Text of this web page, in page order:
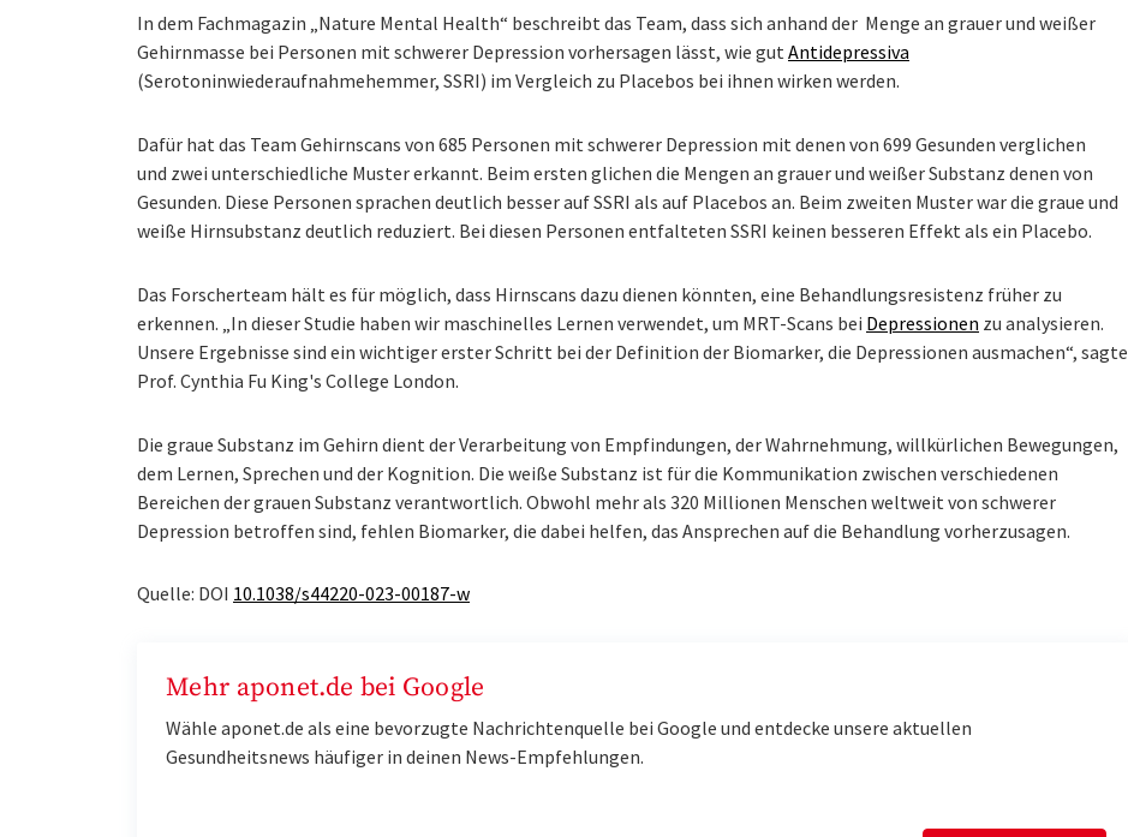
In dem Fachmagazin „Nature Mental Health“ beschreibt das Team, dass sich anhand der Menge an grauer und weißer
Gehirnmasse bei Personen mit schwerer Depression vorhersagen lässt, wie gutAntidepressiva
(Serotoninwiederaufnahmehemmer, SSRI) im Vergleich zu Placebos bei ihnen wirken werden.
Dafür hat das Team Gehirnscans von 685 Personen mit schwerer Depression mit denen von 699 Gesunden verglichen
und zwei unterschiedliche Muster erkannt. Beim ersten glichen die Mengen an grauer und weißer Substanz denen von
Gesunden. Diese Personen sprachen deutlich besser auf SSRI als auf Placebos an. Beim zweiten Muster war die graue und
weiße Hirnsubstanz deutlich reduziert. Bei diesen Personen entfalteten SSRI keinen besseren Effekt als ein Placebo.
Das Forscherteam hält es für möglich, dass Hirnscans dazu dienen könnten, eine Behandlungsresistenz früher zu
erkennen. „In dieser Studie haben wir maschinelles Lernen verwendet, um MRT-Scans bei Depressionen zu analysieren.
Unsere Ergebnisse sind ein wichtiger erster Schritt bei der Definition der Biomarker, die Depressionen ausmachen“, sagte
Prof. Cynthia Fu King's College London.
Die graue Substanz im Gehirn dient der Verarbeitung von Empfindungen, der Wahrnehmung, willkürlichen Bewegungen,
dem Lernen, Sprechen und der Kognition. Die weiße Substanz ist für die Kommunikation zwischen verschiedenen
Bereichen der grauen Substanz verantwortlich. Obwohl mehr als 320 Millionen Menschen weltweit von schwerer
Depression betroffen sind, fehlen Biomarker, die dabei helfen, das Ansprechen auf die Behandlung vorherzusagen.
Quelle: DOI 10.1038/s44220-023-00187-w
Mehr aponet.de bei Google
Wähle aponet.de als eine bevorzugte Nachrichtenquelle bei Google und entdecke unsere aktuellen
Gesundheitsnews häufiger in deinen News-Empfehlungen.